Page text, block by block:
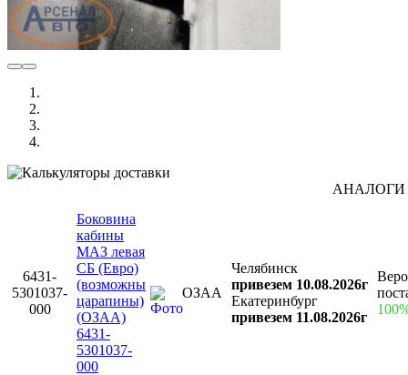
АНАЛОГИ
6431-
5301037-
000
Боковина
кабины
МАЗ левая
СБ (Евро)
(возможны
царапины)
(ОЗАА)
6431-
5301037-
000
ОЗАА
Челябинск
привезем 10.08.2026г
Екатеринбург
привезем 11.08.2026г